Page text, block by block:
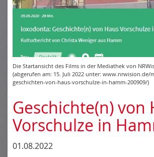
Die Startansicht des Films in der Mediathek von
(abgerufen am: 15. Juli 2022 unter:
geschichten-von-haus-vorschulze-in-hamm-200909/)
Geschichte(n) von
Vorschulze in
01.08.2022